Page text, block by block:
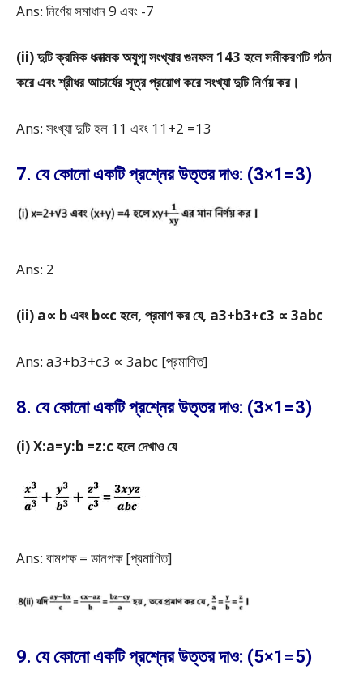
Ans: নির্ণেয় সমাধান 9 এবং -7
(ii) দুটি ক্রমিক ধনাত্মক অযুগ্ম সংখ্যার গুনফল 143 হলে সমীকরণটি গঠন
করে এবং শ্রীধর আচার্যের সূত্র প্রয়োগ করে সংখ্যা দুটি নির্ণয় কর।
Ans: সংখ্যা দুটি হল 11 এবং 11+2 =13
7. যে কোনো একটি প্রশ্নের উত্তর দাও: (3×1=3)
Ans: 2
(ii) a∝ b এবং b∝c হলে, প্রমাণ কর যে, a3+b3+c3 ∝ 3abc
Ans: a3+b3+c3 ∝ 3abc [প্রমাণিত]
8. যে কোনো একটি প্রশ্নের উত্তর দাও: (3×1=3)
(i) X:a=y:b =z:c হলে দেখাও যে
Ans: বামপক্ষ = ডানপক্ষ [প্রমাণিত]
9. যে কোনো একটি প্রশ্নের উত্তর দাও: (5×1=5)